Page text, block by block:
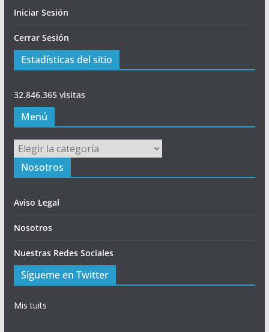
Iniciar Sesión
Cerrar Sesión
Estadísticas del sitio
32.846.365 visitas
Menú
Menú
Nosotros
Aviso Legal
Nosotros
Nuestras Redes Sociales
Sígueme en Twitter
Mis tuits